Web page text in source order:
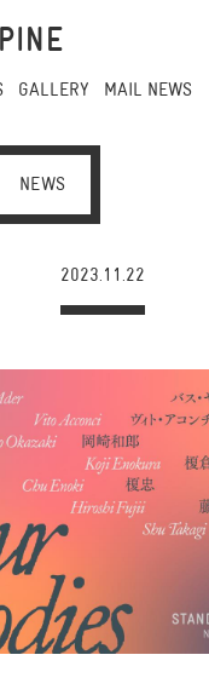
GALLERY MAIL NEWS
NEWS
2023.11.22